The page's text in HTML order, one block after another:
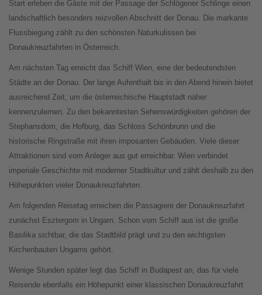
Start erleben die Gäste mit der Passage der Schlögener Schlinge einen
landschaftlich besonders reizvollen Abschnitt der Donau. Die markante
Flussbiegung zählt zu den schönsten Naturkulissen bei
Donaukreuzfahrten in Österreich.
Am nächsten Tag erreicht das Schiff Wien, eine der bedeutendsten
Städte an der Donau. Der lange Aufenthalt bis in den Abend hinein bietet
ausreichend Zeit, um die österreichische Hauptstadt näher
kennenzulernen. Zu den bekanntesten Sehenswürdigkeiten gehören der
Stephansdom, die Hofburg, das Schloss Schönbrunn und die
historische Ringstraße mit ihren imposanten Gebäuden. Viele dieser
Attraktionen sind vom Anleger aus gut erreichbar. Wien verbindet
imperiale Geschichte mit moderner Stadtkultur und zählt deshalb zu den
Höhepunkten vieler Donaukreuzfahrten.
Am folgenden Reisetag erreichen die Passagiere der Donaukreuzfahrt
zunächst Esztergom in Ungarn. Schon vom Schiff aus ist die große
Basilika sichtbar, die das Stadtbild prägt und zu den wichtigsten
Kirchenbauten Ungarns gehört.
Wenige Stunden später legt das Schiff in Budapest an, das für viele
Reisende ebenfalls ein Höhepunkt einer klassischen Donaukreuzfahrt